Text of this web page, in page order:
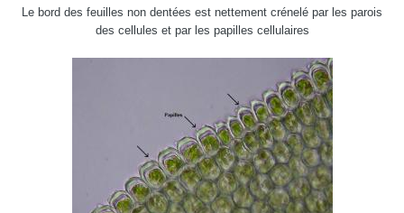
Le bord des feuilles non dentées est nettement crénelé par les parois
des cellules et par les papilles cellulaires